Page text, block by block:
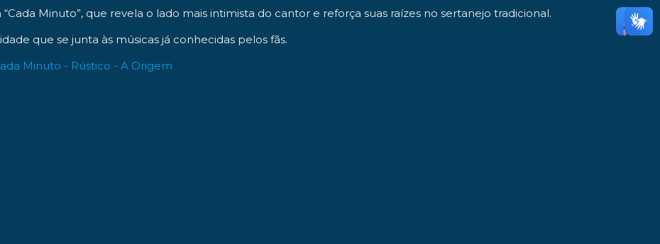
[ Reprodução: YouTube ]
Minuto”, que revela o lado mais intimista do cantor e reforça suas raízes no sertanejo tradicional.
que se junta às músicas já conhecidas pelos fãs.
Minuto - Rústico - A Origem